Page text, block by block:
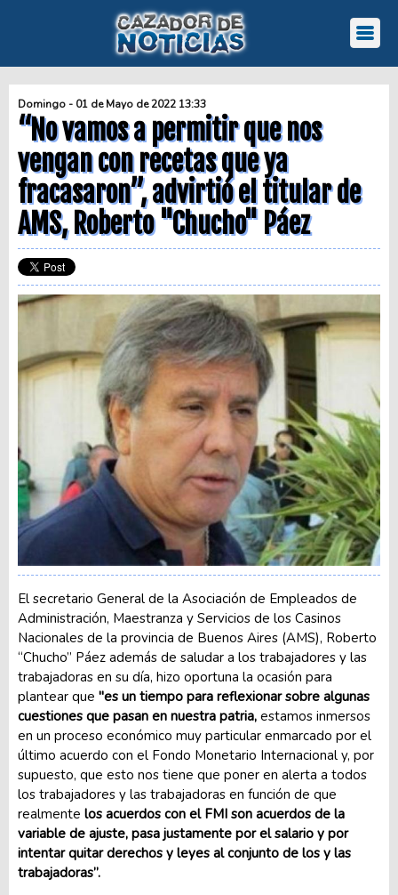
Domingo - 01 de Mayo de 2022 13:33
“No vamos a permitir que nos
vengan con recetas que ya
fracasaron”, advirtió el titular de
AMS, Roberto "Chucho" Páez
El secretario General de la Asociación de Empleados de
Administración, Maestranza y Servicios de los Casinos
Nacionales de la provincia de Buenos Aires (AMS), Roberto
“Chucho” Páez además de saludar a los trabajadores y las
trabajadoras en su día, hizo oportuna la ocasión para
plantear que "es un tiempo para reflexionar sobre algunas
cuestiones que pasan en nuestra patria, estamos inmersos
en un proceso económico muy particular enmarcado por el
último acuerdo con el Fondo Monetario Internacional y, por
supuesto, que esto nos tiene que poner en alerta a todos
los trabajadores y las trabajadoras en función de que
realmente los acuerdos con el FMI son acuerdos de la
variable de ajuste, pasa justamente por el salario y por
intentar quitar derechos y leyes al conjunto de los y las
trabajadoras”.